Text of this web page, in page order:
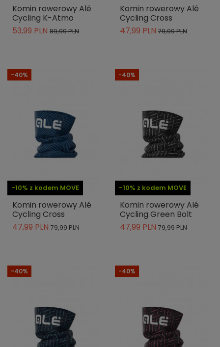
Komin rowerowy Alé
Cycling K-Atmo
53,99 PLN 89,99 PLN
Komin rowerowy Alé
Cycling Cross
47,99 PLN 79,99 PLN
-10% z kodem MOVE
-40%
Komin rowerowy Alé
Cycling Cross
47,99 PLN 79,99 PLN
-10% z kodem MOVE
-40%
Komin rowerowy Alé
Cycling Green Bolt
47,99 PLN 79,99 PLN
-40% -40%